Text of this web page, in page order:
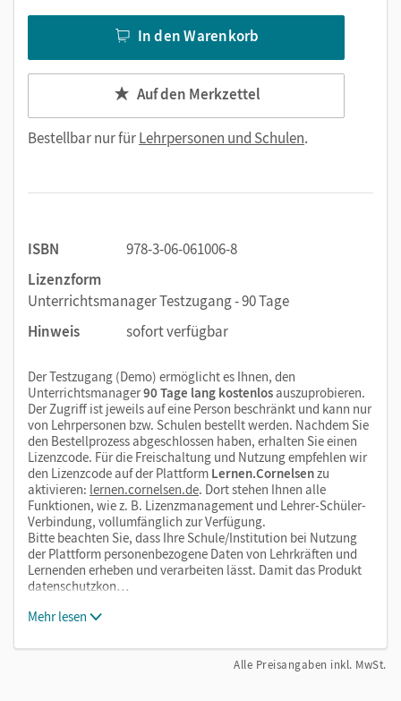
In den Warenkorb
Auf den Merkzettel
Bestellbar nur fürLehrpersonen und Schulen.
ISBN
978-3-06-061006-8
Lizenzform
Unterrichtsmanager Testzugang - 90 Tage
Hinweis
sofort verfügbar
Der Testzugang (Demo) ermöglicht es Ihnen, den
Unterrichtsmanager90 Tage lang kostenlosauszuprobieren.
Der Zugriff ist jeweils auf eine Person beschränkt und kann nur
von Lehrpersonen bzw. Schulen bestellt werden. Nachdem Sie
den Bestellprozess abgeschlossen haben, erhalten Sie einen
Lizenzcode. Für die Freischaltung und Nutzung empfehlen wir
den Lizenzcode auf der Plattform Lernen.Cornelsenzu
aktivieren: lernen.cornelsen.de. Dort stehen Ihnen alle
Funktionen, wie z. B. Lizenzmanagement und Lehrer-Schüler-
Verbindung, vollumfänglich zur Verfügung.
Bitte beachten Sie, dass Ihre Schule/Institution bei Nutzung
der Plattform personenbezogene Daten von Lehrkräften und
Lernenden erheben und verarbeiten lässt. Damit das Produkt
datenschutzkon…
Mehr lesen
Alle Preisangaben inkl. MwSt.